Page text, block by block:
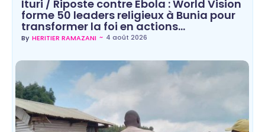
Ituri / Riposte contre Ebola : World Vision
forme 50 leaders religieux à Bunia pour
transformer la foi en actions…
By HERITIER RAMAZANI ~ 4 août 2026